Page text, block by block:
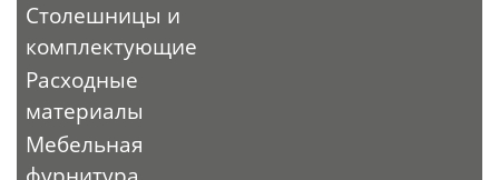
Столешницы и
комплектующие
Расходные
материалы
Мебельная